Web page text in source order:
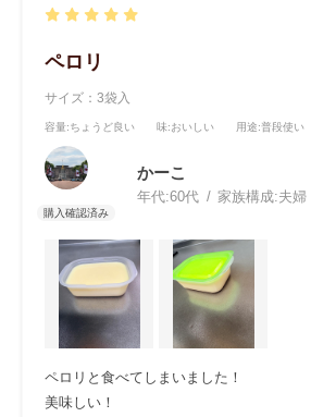
ペロリ
サイズ：3袋入
容量:ちょうど良い 味:おいしい 用途:普段使い
かーこ
年代:60代 家族構成:夫婦
ペロリと食べてしまいました！
美味しい！